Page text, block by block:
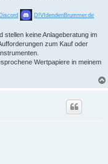
Discord DIVIdendenBrummer.de
stellen keine Anlageberatung im
zum Kauf oder
Wertpapiere in meinem